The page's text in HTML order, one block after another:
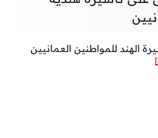
الهند للمواطنين العمانيين